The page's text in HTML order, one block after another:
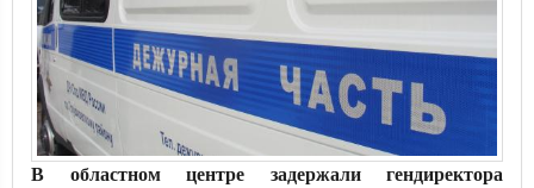
В областном центре задержали гендиректора